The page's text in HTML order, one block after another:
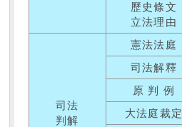
歷史條文
立法理由
司法
判解
憲法法庭
司法解釋
原 判 例
大法庭裁定